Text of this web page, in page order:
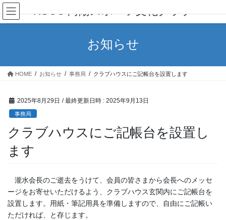
コ
ン
テ
ス
ナ
ビ
ゲ
ン
KSCC 向陽スポーツ文化クラブ
お知らせ
HOME お知らせ 事務局 クラブハウスにご記帳台を設置します
2025年8月29日 / 最終更新日時 : 2025年9月13日
事務局
クラブハウスにご記帳台を設置し
ます
瀧水会長のご逝去をうけて、会員の皆さまから会長へのメッセ
ージをお寄せいただけるよう、クラブハウス玄関内にご記帳台を
設置します。用紙・筆記用具を準備しますので、自由にご記帳い
ただければ、と存じます。